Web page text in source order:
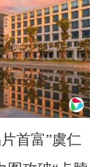
首富”虞仁